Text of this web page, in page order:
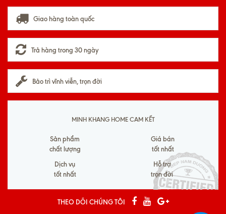
Giao hàng toàn quốc
Trả hàng trong 30 ngày
Bảo trì vĩnh viễn, trọn đời
MINH KHANG HOME CAM KẾT
Sản phẩm
chất lượng
Giá bán
tốt nhất
Dịch vụ
tốt nhất
Hỗ trợ
trọn đời
THEO DÕI CHÚNG TÔI